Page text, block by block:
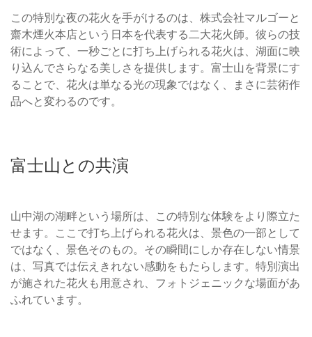
この特別な夜の花火を手がけるのは、株式会社マルゴーと
齋木煙火本店という日本を代表する二大花火師。彼らの技
術によって、一秒ごとに打ち上げられる花火は、湖面に映
り込んでさらなる美しさを提供します。富士山を背景にす
ることで、花火は単なる光の現象ではなく、まさに芸術作
品へと変わるのです。
富士山との共演
山中湖の湖畔という場所は、この特別な体験をより際立た
せます。ここで打ち上げられる花火は、景色の一部として
ではなく、景色そのもの。その瞬間にしか存在しない情景
は、写真では伝えきれない感動をもたらします。特別演出
が施された花火も用意され、フォトジェニックな場面があ
ふれています。